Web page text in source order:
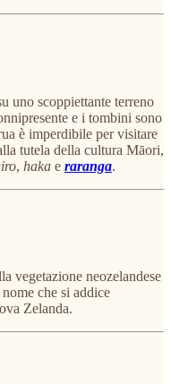
uno scoppiettante terreno
e i tombini sono
è imperdibile per visitare
tutela della cultura Māori,
, haka e raranga.
vegetazione neozelandese
che si addice
Zelanda.